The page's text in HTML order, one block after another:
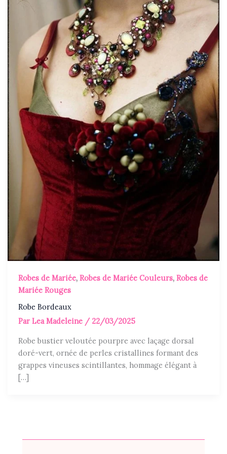
Robes de Mariée,Robes de Mariée Couleurs,Robes de
Mariée Rouges
Robe Bordeaux
ParLea Madeleine / 22/03/2025
Robe bustier veloutée pourpre avec laçage dorsal
doré-vert, ornée de perles cristallines formant des
grappes vineuses scintillantes, hommage élégant à
[…]